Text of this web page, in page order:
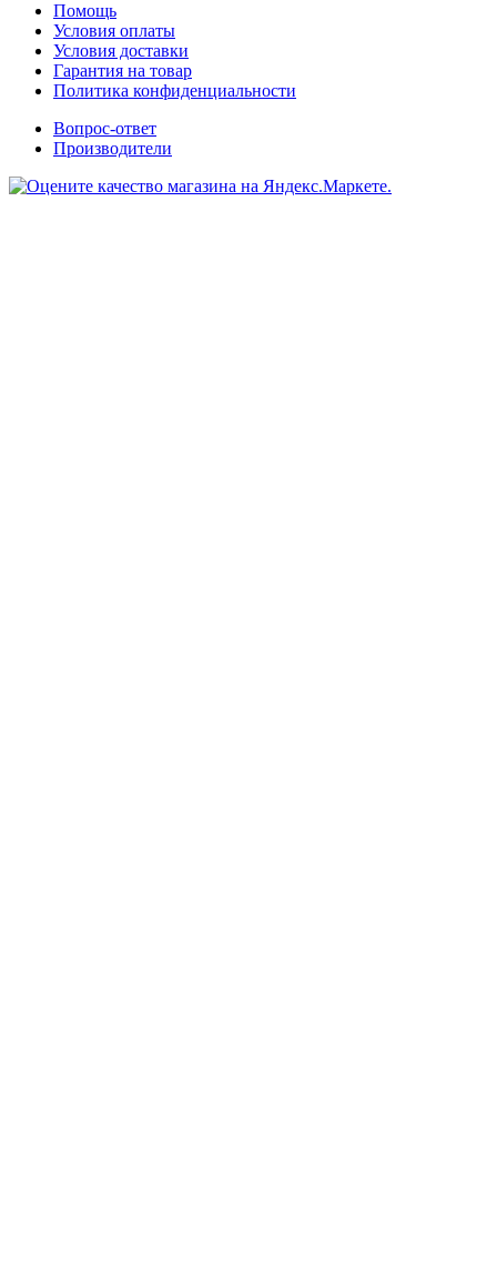
Помощь
Условия оплаты
Условия доставки
Гарантия на товар
Политика конфиденциальности
Вопрос-ответ
Производители